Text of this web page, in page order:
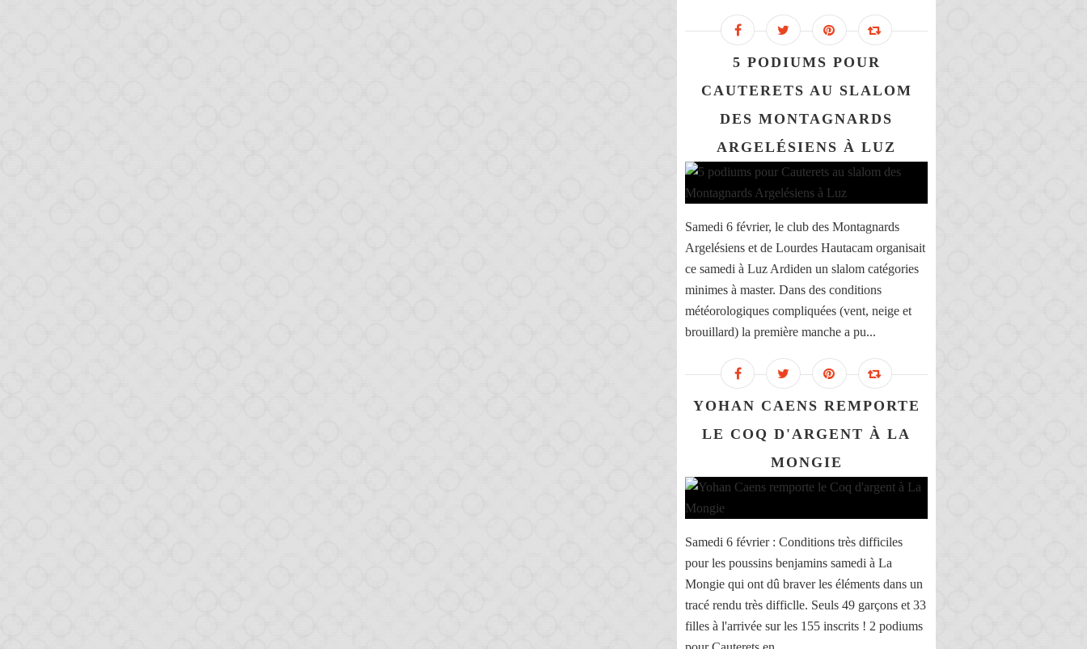
5 PODIUMS POUR
CAUTERETS AU SLALOM
DES MONTAGNARDS
ARGELÉSIENS À LUZ
Samedi 6 février, le club des Montagnards
Argelésiens et de Lourdes Hautacam organisait
ce samedi à Luz Ardiden un slalom catégories
minimes à master. Dans des conditions
météorologiques compliquées (vent, neige et
brouillard) la première manche a pu...
YOHAN CAENS REMPORTE
LE COQ D'ARGENT À LA
MONGIE
Samedi 6 février : Conditions très difficiles
pour les poussins benjamins samedi à La
Mongie qui ont dû braver les éléments dans un
tracé rendu très difficlle. Seuls 49 garçons et 33
filles à l'arrivée sur les 155 inscrits ! 2 podiums